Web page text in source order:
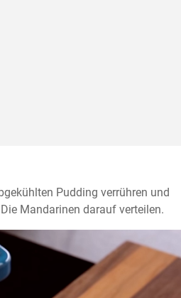
Pudding verrühren und
Mandarinen darauf verteilen.